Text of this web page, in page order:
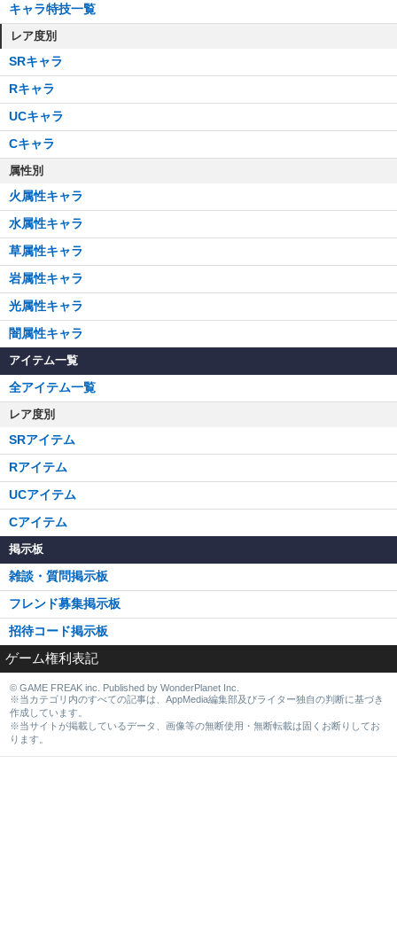
キャラ特技一覧
レア度別
SRキャラ
Rキャラ
UCキャラ
Cキャラ
属性別
火属性キャラ
水属性キャラ
草属性キャラ
岩属性キャラ
光属性キャラ
闇属性キャラ
アイテム一覧
全アイテム一覧
レア度別
SRアイテム
Rアイテム
UCアイテム
Cアイテム
掲示板
雑談・質問掲示板
フレンド募集掲示板
招待コード掲示板
ゲーム権利表記
© GAME FREAK inc. Published by WonderPlanet Inc.
※当カテゴリ内のすべての記事は、AppMedia編集部及びライター独自の判断に基づき
作成しています。
※当サイトが掲載しているデータ、画像等の無断使用・無断転載は固くお断りしてお
ります。